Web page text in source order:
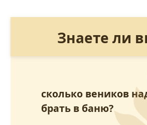
Знаете ли
сколько веников
брать в баню?